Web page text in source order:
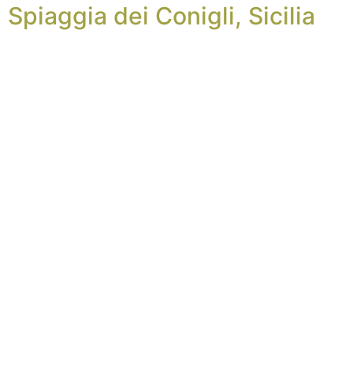
Spiaggia dei Conigli, Sicilia